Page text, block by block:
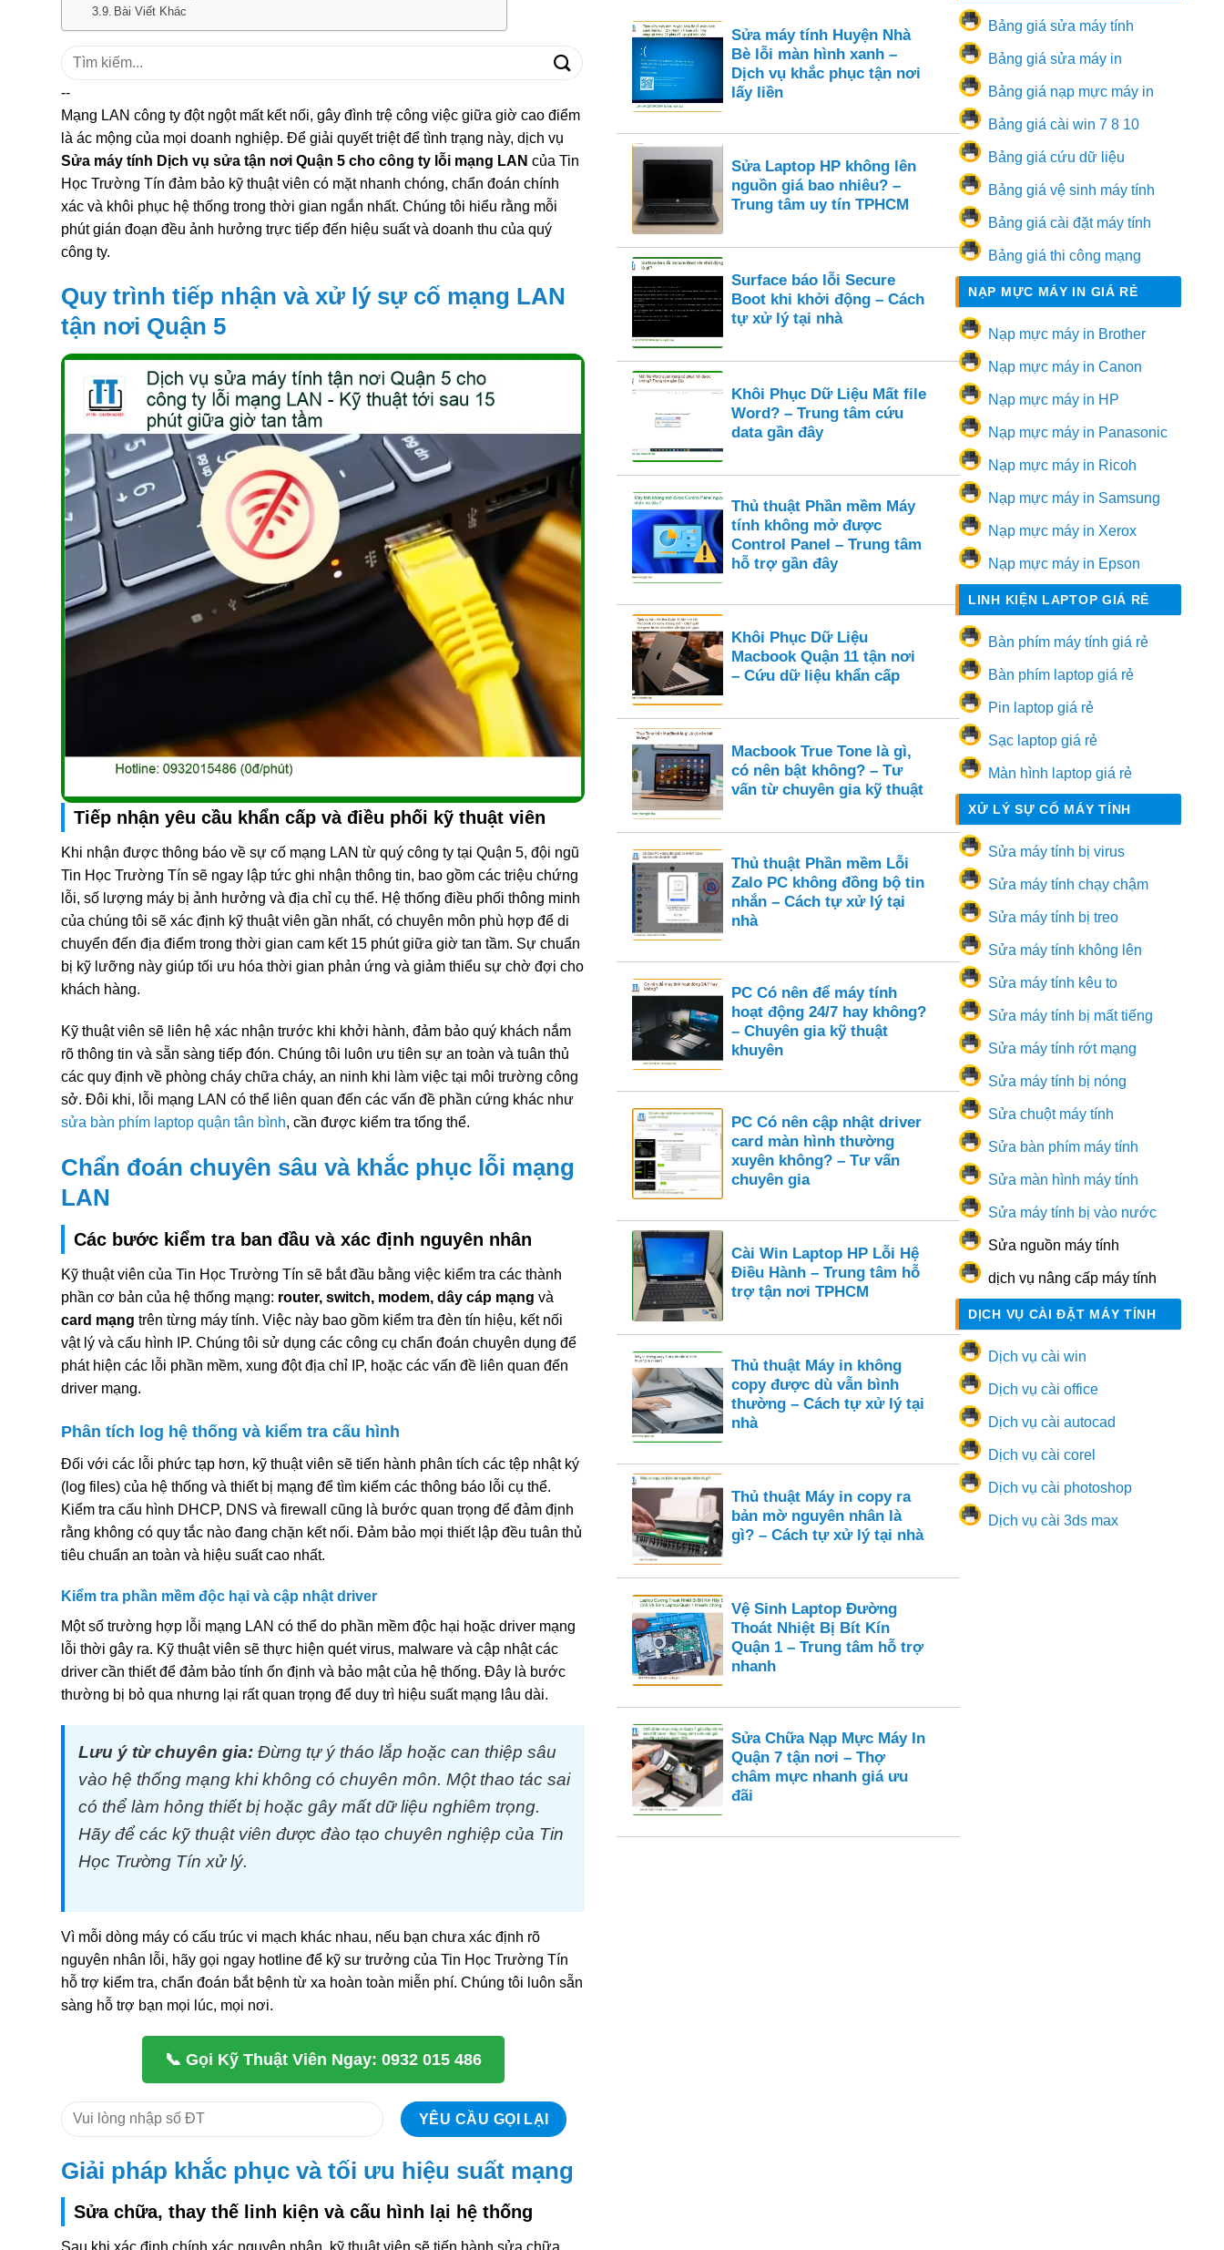
Bài Viết Khác
Tìm
--
Mạng LAN công ty đột ngột mất kết nối, gây đình trệ công việc giữa giờ cao điểm
là ác mộng của mọi doanh nghiệp. Để giải quyết triệt để tình trạng này, dịch vụ
Sửa máy tính Dịch vụ sửa tận nơi Quận 5 cho công ty lỗi mạng LAN của Tin
Học Trường Tín đảm bảo kỹ thuật viên có mặt nhanh chóng, chẩn đoán chính
xác và khôi phục hệ thống trong thời gian ngắn nhất. Chúng tôi hiểu rằng mỗi
phút gián đoạn đều ảnh hưởng trực tiếp đến hiệu suất và doanh thu của quý
công ty.
Quy trình tiếp nhận và xử lý sự cố mạng LAN
tận nơi Quận 5
Tiếp nhận yêu cầu khẩn cấp và điều phối kỹ thuật viên
Khi nhận được thông báo về sự cố mạng LAN từ quý công ty tại Quận 5, đội ngũ
Tin Học Trường Tín sẽ ngay lập tức ghi nhận thông tin, bao gồm các triệu chứng
lỗi, số lượng máy bị ảnh hưởng và địa chỉ cụ thể. Hệ thống điều phối thông minh
của chúng tôi sẽ xác định kỹ thuật viên gần nhất, có chuyên môn phù hợp để di
chuyển đến địa điểm trong thời gian cam kết 15 phút giữa giờ tan tầm. Sự chuẩn
bị kỹ lưỡng này giúp tối ưu hóa thời gian phản ứng và giảm thiểu sự chờ đợi cho
khách hàng.
Kỹ thuật viên sẽ liên hệ xác nhận trước khi khởi hành, đảm bảo quý khách nắm
rõ thông tin và sẵn sàng tiếp đón. Chúng tôi luôn ưu tiên sự an toàn và tuân thủ
các quy định về phòng cháy chữa cháy, an ninh khi làm việc tại môi trường công
sở. Đôi khi, lỗi mạng LAN có thể liên quan đến các vấn đề phần cứng khác như
sửa bàn phím laptop quận tân bình, cần được kiểm tra tổng thể.
Chẩn đoán chuyên sâu và khắc phục lỗi mạng
LAN
Các bước kiểm tra ban đầu và xác định nguyên nhân
Kỹ thuật viên của Tin Học Trường Tín sẽ bắt đầu bằng việc kiểm tra các thành
phần cơ bản của hệ thống mạng: router, switch, modem, dây cáp mạng và
card mạng trên từng máy tính. Việc này bao gồm kiểm tra đèn tín hiệu, kết nối
vật lý và cấu hình IP. Chúng tôi sử dụng các công cụ chẩn đoán chuyên dụng để
phát hiện các lỗi phần mềm, xung đột địa chỉ IP, hoặc các vấn đề liên quan đến
driver mạng.
Phân tích log hệ thống và kiểm tra cấu hình
Đối với các lỗi phức tạp hơn, kỹ thuật viên sẽ tiến hành phân tích các tệp nhật ký
(log files) của hệ thống và thiết bị mạng để tìm kiếm các thông báo lỗi cụ thể.
Kiểm tra cấu hình DHCP, DNS và firewall cũng là bước quan trọng để đảm định
rằng không có quy tắc nào đang chặn kết nối. Đảm bảo mọi thiết lập đều tuân thủ
tiêu chuẩn an toàn và hiệu suất cao nhất.
Kiểm tra phần mềm độc hại và cập nhật driver
Một số trường hợp lỗi mạng LAN có thể do phần mềm độc hại hoặc driver mạng
lỗi thời gây ra. Kỹ thuật viên sẽ thực hiện quét virus, malware và cập nhật các
driver cần thiết để đảm bảo tính ổn định và bảo mật của hệ thống. Đây là bước
thường bị bỏ qua nhưng lại rất quan trọng để duy trì hiệu suất mạng lâu dài.
Lưu ý từ chuyên gia: Đừng tự ý tháo lắp hoặc can thiệp sâu
vào hệ thống mạng khi không có chuyên môn. Một thao tác sai
có thể làm hỏng thiết bị hoặc gây mất dữ liệu nghiêm trọng.
Hãy để các kỹ thuật viên được đào tạo chuyên nghiệp của Tin
Học Trường Tín xử lý.
Vì mỗi dòng máy có cấu trúc vi mạch khác nhau, nếu bạn chưa xác định rõ
nguyên nhân lỗi, hãy gọi ngay hotline để kỹ sư trưởng của Tin Học Trường Tín
hỗ trợ kiểm tra, chẩn đoán bắt bệnh từ xa hoàn toàn miễn phí. Chúng tôi luôn sẵn
sàng hỗ trợ bạn mọi lúc, mọi nơi.
📞 Gọi Kỹ Thuật Viên Ngay: 0932 015 486
Giải pháp khắc phục và tối ưu hiệu suất mạng
Sửa chữa, thay thế linh kiện và cấu hình lại hệ thống
Sửa máy tính Huyện Nhà
Bè lỗi màn hình xanh –
Dịch vụ khắc phục tận nơi
lấy liền
Sửa Laptop HP không lên
nguồn giá bao nhiêu? –
Trung tâm uy tín TPHCM
Surface báo lỗi Secure
Boot khi khởi động – Cách
tự xử lý tại nhà
Khôi Phục Dữ Liệu Mất file
Word? – Trung tâm cứu
data gần đây
Thủ thuật Phần mềm Máy
tính không mở được
Control Panel – Trung tâm
hỗ trợ gần đây
Khôi Phục Dữ Liệu
Macbook Quận 11 tận nơi
– Cứu dữ liệu khẩn cấp
Macbook True Tone là gì,
có nên bật không? – Tư
vấn từ chuyên gia kỹ thuật
Thủ thuật Phần mềm Lỗi
Zalo PC không đồng bộ tin
nhắn – Cách tự xử lý tại
nhà
PC Có nên để máy tính
hoạt động 24/7 hay không?
– Chuyên gia kỹ thuật
khuyên
PC Có nên cập nhật driver
card màn hình thường
xuyên không? – Tư vấn
chuyên gia
Cài Win Laptop HP Lỗi Hệ
Điều Hành – Trung tâm hỗ
trợ tận nơi TPHCM
Thủ thuật Máy in không
copy được dù vẫn bình
thường – Cách tự xử lý tại
nhà
Thủ thuật Máy in copy ra
bản mờ nguyên nhân là
gì? – Cách tự xử lý tại nhà
Vệ Sinh Laptop Đường
Thoát Nhiệt Bị Bít Kín
Quận 1 – Trung tâm hỗ trợ
nhanh
Sửa Chữa Nạp Mực Máy In
Quận 7 tận nơi – Thợ
châm mực nhanh giá ưu
đãi
Bảng giá sửa máy tính
Bảng giá sửa máy in
Bảng giá nạp mực máy in
Bảng giá cài win 7 8 10
Bảng giá cứu dữ liệu
Bảng giá vệ sinh máy tính
Bảng giá cài đặt máy tính
Bảng giá thi công mạng
NẠP MỰC MÁY IN GIÁ RẺ
Nạp mực máy in Brother
Nạp mực máy in Canon
Nạp mực máy in HP
Nạp mực máy in Panasonic
Nạp mực máy in Ricoh
Nạp mực máy in Samsung
Nạp mực máy in Xerox
Nạp mực máy in Epson
LINH KIỆN LAPTOP GIÁ RẺ
Bàn phím máy tính giá rẻ
Bàn phím laptop giá rẻ
Pin laptop giá rẻ
Sạc laptop giá rẻ
Màn hình laptop giá rẻ
XỬ LÝ SỰ CỐ MÁY TÍNH
Sửa máy tính bị virus
Sửa máy tính chạy chậm
Sửa máy tính bị treo
Sửa máy tính không lên
Sửa máy tính kêu to
Sửa máy tính bị mất tiếng
Sửa máy tính rớt mạng
Sửa máy tính bị nóng
Sửa chuột máy tính
Sửa bàn phím máy tính
Sửa màn hình máy tính
Sửa máy tính bị vào nước
Sửa nguồn máy tính
dịch vụ nâng cấp máy tính
DỊCH VỤ CÀI ĐẶT MÁY TÍNH
Dịch vụ cài win
Dịch vụ cài office
Dịch vụ cài autocad
Dịch vụ cài corel
Dịch vụ cài photoshop
Dịch vụ cài 3ds max